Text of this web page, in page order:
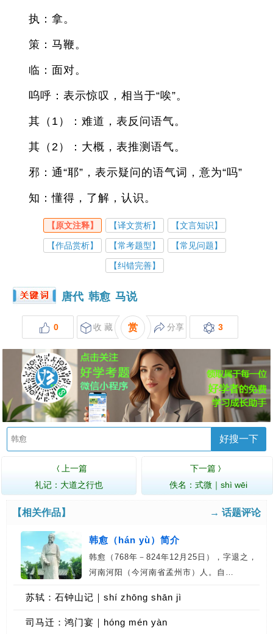
执：拿。
策：马鞭。
临：面对。
呜呼：表示惊叹，相当于“唉”。
其（1）：难道，表反问语气。
其（2）：大概，表推测语气。
邪：通“耶”，表示疑问的语气词，意为“吗”
知：懂得，了解，认识。
【原文注释】 【译文赏析】 【文言知识】
【作品赏析】 【常考题型】 【常见问题】
【纠错完善】
唐代 韩愈 马说
0 收 藏 赏 分享 3
好搜一下
〈
上一篇
礼记：大道之行也
下一篇 〉
佚名：式微｜shì wēi
【相关作品】 → 话题评论
韩愈（hán yù）简介
韩愈（768年－824年12月25日），字退之，
河南河阳（今河南省孟州市）人。自…
苏轼：石钟山记｜shí zhōng shān jì
司马迁：鸿门宴｜hóng mén yàn